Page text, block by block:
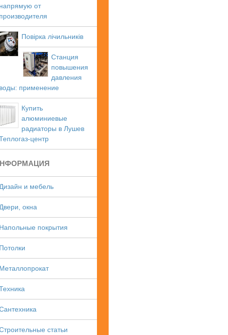
напрямую от
производителя
Повірка лічильників
Станция
повышения
давления
воды: применение
Купить
алюминиевые
радиаторы в Лушев
центр
и мебель
окна
Напольные покрытия
Потолки
Металлопрокат
статьи